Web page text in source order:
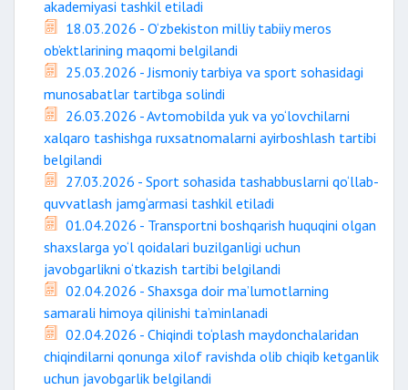
akademiyasi tashkil etiladi
18.03.2026 - O‘zbekiston milliy tabiiy meros
ob’ektlarining maqomi belgilandi
25.03.2026 - Jismoniy tarbiya va sport sohasidagi
munosabatlar tartibga solindi
26.03.2026 - Avtomobilda yuk va yo‘lovchilarni
xalqaro tashishga ruxsatnomalarni ayirboshlash tartibi
belgilandi
27.03.2026 - Sport sohasida tashabbuslarni qo‘llab-
quvvatlash jamg‘armasi tashkil etiladi
01.04.2026 - Transportni boshqarish huquqini olgan
shaxslarga yo‘l qoidalari buzilganligi uchun
javobgarlikni o‘tkazish tartibi belgilandi
02.04.2026 - Shaxsga doir ma’lumotlarning
samarali himoya qilinishi ta’minlanadi
02.04.2026 - Chiqindi to‘plash maydonchalaridan
chiqindilarni qonunga xilof ravishda olib chiqib ketganlik
uchun javobgarlik belgilandi